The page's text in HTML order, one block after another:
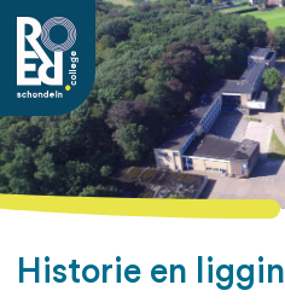
Historie en